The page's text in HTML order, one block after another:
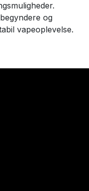
og
vapeoplevelse.